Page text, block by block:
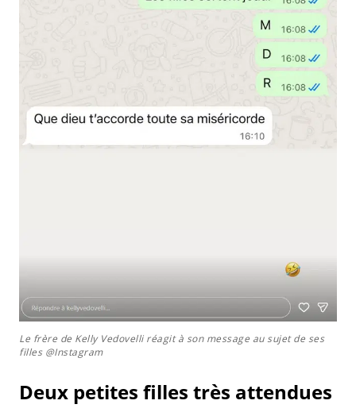
Le frère de Kelly Vedovelli réagit à son message au sujet de ses
filles @Instagram
Deux petites filles très attendues